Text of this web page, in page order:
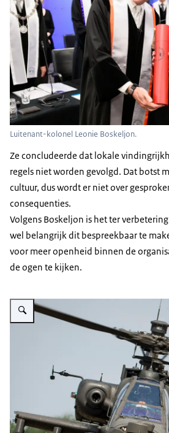
Luitenant-kolonel Leonie Boskeljon.
Ze concludeerde dat lokale
regels niet worden gevolgd. Dat botst
cultuur, dus wordt er niet over
consequenties.
Volgens Boskeljon is het ter
wel belangrijk dit bespreekbaar te
voor meer openheid binnen de
de ogen te kijken.
Vergroot afbeelding Apache-